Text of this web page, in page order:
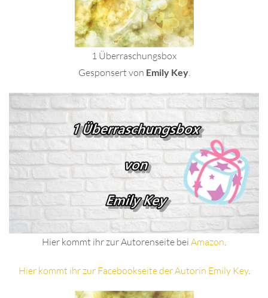
1 Überraschungsbox
Gesponsert von Emily Key.
Hier kommt ihr zur Autorenseite bei Amazon.
Hier kommt ihr zur Facebookseite der Autorin Emily Key.